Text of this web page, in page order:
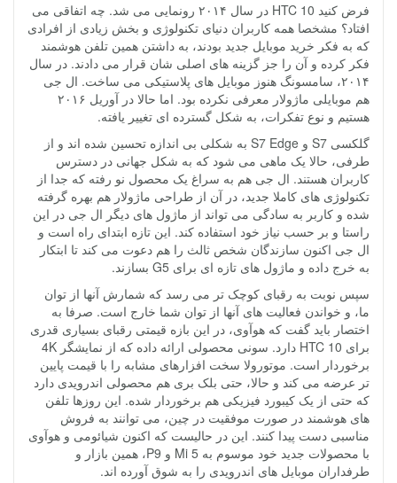
فرض کنید HTC 10 در سال ۲۰۱۴ رونمایی می شد. چه اتفاقی می
افتاد؟ مشخصا همه کاربران دنیای تکنولوژی و بخش زیادی از افرادی
که به فکر خرید موبایل جدید بودند، به داشتن همین تلفن هوشمند
فکر کرده و آن را جز گزینه های اصلی شان قرار می دادند. در سال
۲۰۱۴، سامسونگ هنوز موبایل های پلاستیکی می ساخت. ال جی
هم موبایلی ماژولار معرفی نکرده بود. اما حالا در آوریل ۲۰۱۶
هستیم و نوع تفکرات، به شکل گسترده ای تغییر یافته.
گلکسی S7 و S7 Edge به شکلی بی اندازه تحسین شده اند و از
طرفی، حالا یک ماهی می شود که به شکل جهانی در دسترس
کاربران هستند. ال جی هم به سراغ یک محصول نو رفته که جدا از
تکنولوژی های کاملا جدید، در آن از طراحی ماژولار هم بهره گرفته
شده و کاربر به سادگی می تواند از ماژول های دیگر ال جی در این
راستا و بر حسب نیاز خود استفاده کند. این تازه ابتدای راه است و
ال جی اکنون سازندگان شخص ثالث را هم دعوت می کند تا ابتکار
به خرج داده و ماژول های تازه ای برای G5 بسازند.
سپس نوبت به رقبای کوچک تر می رسد که شمارش آنها از توان
ما، و خواندن فعالیت های آنها از توان شما خارج است. صرفا به
اختصار باید گفت که هوآوی، در این بازه قیمتی رقبای بسیاری قدری
برای HTC 10 دارد. سونی محصولی ارائه داده که از نمایشگر 4K
برخوردار است. موتورولا سخت افزارهای مشابه را با قیمت پایین
تر عرضه می کند و حالا، حتی بلک بری هم محصولی اندرویدی دارد
که حتی از یک کیبورد فیزیکی هم برخوردار شده. این روزها تلفن
های هوشمند در صورت موفقیت در چین، می توانند به فروش
مناسبی دست پیدا کنند. این در حالیست که اکنون شیائومی و هوآوی
با محصولات جدید خود موسوم به Mi 5 و P9، همین بازار و
طرفداران موبایل های اندرویدی را به شوق آورده اند.